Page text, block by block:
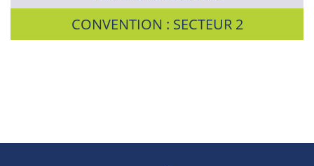
CONVENTION : SECTEUR 2